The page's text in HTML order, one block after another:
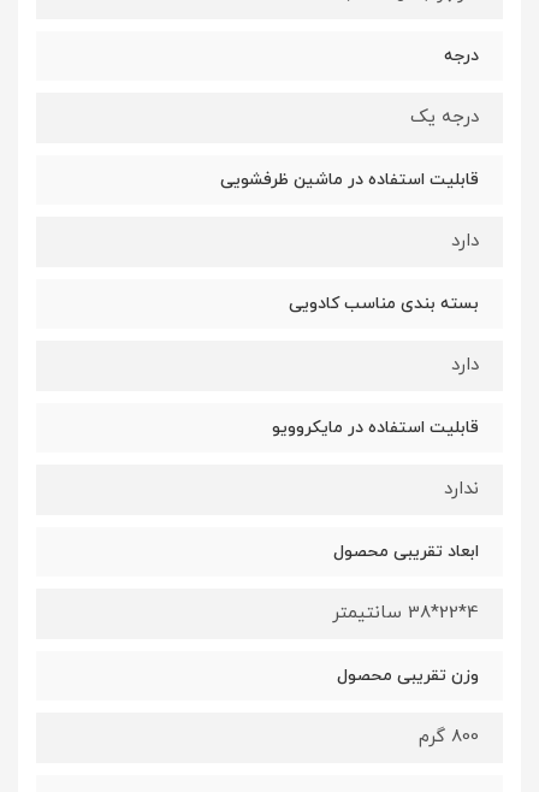
درجه
درجه یک
قابلیت استفاده در ماشین ظرفشویی
دارد
بسته بندی مناسب کادویی
دارد
قابلیت استفاده در مایکروویو
ندارد
ابعاد تقریبی محصول
4*22*38 سانتیمتر
وزن تقریبی محصول
800 گرم